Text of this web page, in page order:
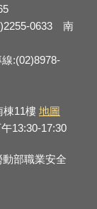
0633 南
:(02)8978-
棟11樓 地圖
13:30-17:30
部職業安全